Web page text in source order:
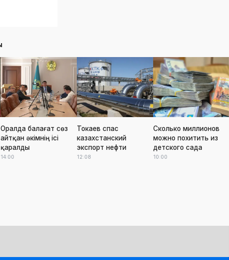
Оралда балағат сөз
айтқан әкімнің ісі
қаралды
14:00
Токаев спас
казахстанский
экспорт нефти
12:08
Сколько миллионов
можно похитить из
детского сада
10:00